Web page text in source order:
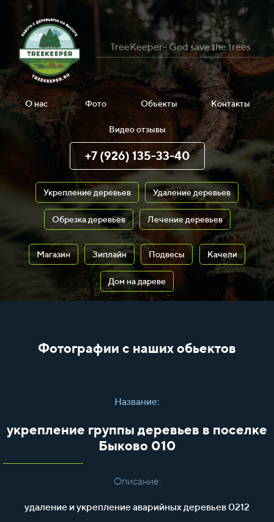
TreeKeeper- God save the trees
О нас Фото Объекты Контакты
Видео отзывы
+7 (926) 135-33-40
Укрепление деревьев Удаление деревьев
Обрезка деревьев Лечение деревьев
Магазин Зиплайн Подвесы Качели
Дом на дареве
Фотографии с наших обьектов
Название:
укрепление группы деревьев в поселке
Быково 010
Описание:
удаление и укрепление аварийных деревьев 0212